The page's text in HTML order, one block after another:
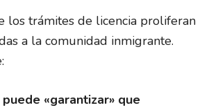
los trámites de licencia proliferan
a la comunidad inmigrante.
«garantizar» que